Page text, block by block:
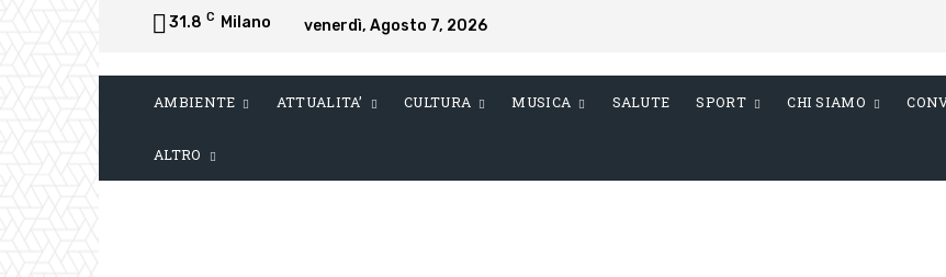
31.8 C Milano venerdì, Agosto 7, 2026
AMBIENTE ATTUALITA’ CULTURA MUSICA SALUTE SPORT CHI SIAMO
ALTRO